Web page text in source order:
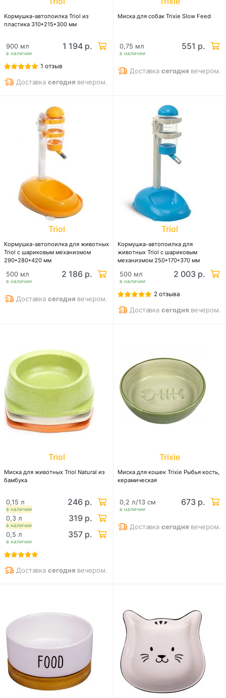
Кормушка-автопоилка Triol из
пластика 310*215*300 мм
в наличии
900 мл 1 194 р.
1 отзыв
Доставкасегодня вечером.
Миска для собак Trixie Slow Feed
в наличии
0,75 мл 551 р.
Доставкасегодня вечером.
Triol
Кормушка-автопоилка для животных
Triol с шариковым механизмом
290*280*420 мм
в наличии
500 мл 2 186 р.
Доставкасегодня вечером.
Triol
Кормушка-автопоилка для
животных Triol с шариковым
механизмом 250*170*370 мм
в наличии
500 мл 2 003 р.
2 отзыва
Доставкасегодня вечером.
Triol
Миска для животных Triol Natural из
бамбука
в наличии
0,15 л 246 р.
в наличии
0,3 л 319 р.
в наличии
0,5 л 357 р.
Доставкасегодня вечером.
Trixie
Миска для кошек Trixie Рыбья кость,
керамическая
в наличии
0,2 л/13 см 673 р.
Доставкасегодня вечером.